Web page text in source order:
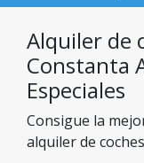
inteligentes para
aquí, de un total
locales.
Alquiler de
Constanta
Especiales
Consigue la
alquiler de